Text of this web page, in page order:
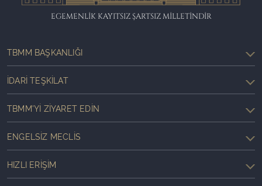
EGEMENLİK KAYITSIZ ŞARTSIZ MİLLETİNDİR
TBMM BAŞKANLIĞI
İDARI TEŞKILAT
TBMM'YI ZIYARET EDIN
ENGELSIZ MECLIS
HIZLI ERIŞIM